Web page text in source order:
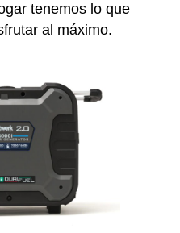
tenemos lo que
al máximo.